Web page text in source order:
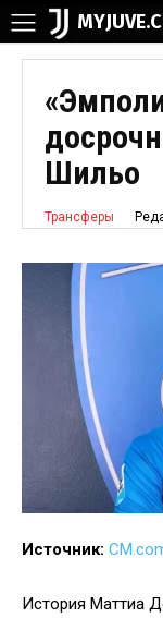
Шильо
Трансферы
Источник:
История Маттиа